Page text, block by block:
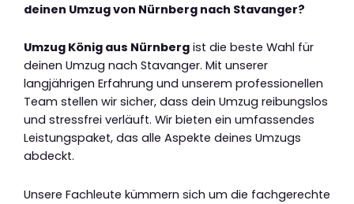
deinen Umzug von Nürnberg nach Stavanger?
Umzug König aus Nürnberg ist die beste Wahl für
deinen Umzug nach Stavanger. Mit unserer
langjährigen Erfahrung und unserem professionellen
Team stellen wir sicher, dass dein Umzug reibungslos
und stressfrei verläuft. Wir bieten ein umfassendes
Leistungspaket, das alle Aspekte deines Umzugs
abdeckt.
Unsere Fachleute kümmern sich um die fachgerechte